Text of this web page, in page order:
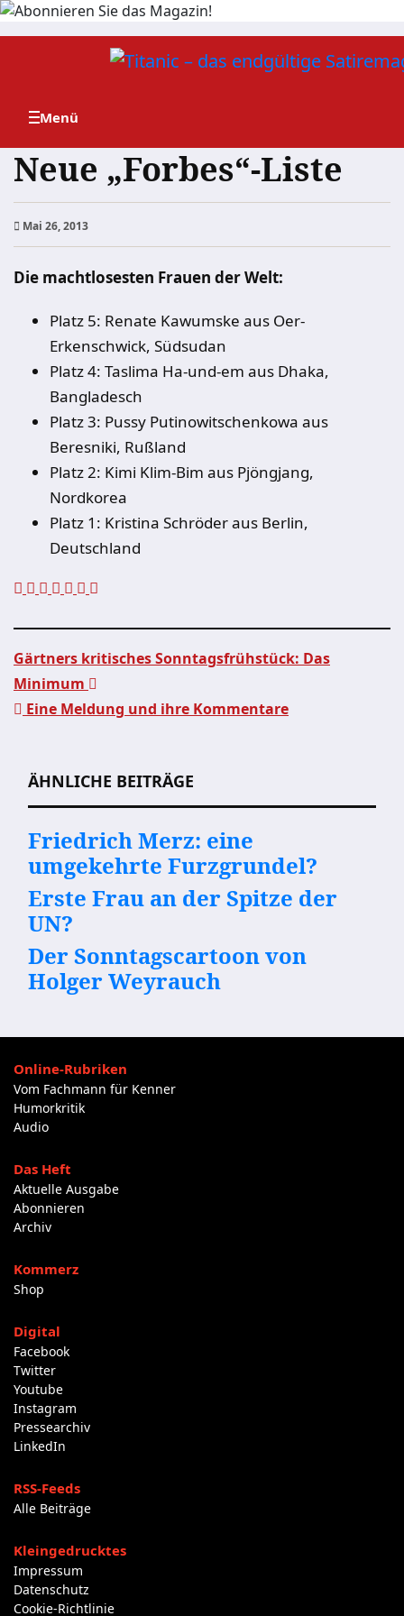
Zum
Neue „Forbes“-Liste
Mai 26, 2013
Die machtlosesten Frauen der Welt:
Platz 5: Renate Kawumske aus Oer-
Erkenschwick, Südsudan
Platz 4: Taslima Ha-und-em aus Dhaka,
Bangladesch
Platz 3: Pussy Putinowitschenkowa aus
Beresniki, Rußland
Platz 2: Kimi Klim-Bim aus Pjöngjang,
Nordkorea
Platz 1: Kristina Schröder aus Berlin,
Deutschland
Beitragsnavigation
Gärtners kritisches Sonntagsfrühstück: Das
Minimum
Eine Meldung und ihre Kommentare
ÄHNLICHE BEITRÄGE
Friedrich Merz: eine
umgekehrte Furzgrundel?
Erste Frau an der Spitze der
UN?
Der Sonntagscartoon von
Holger Weyrauch
Online-Rubriken
Vom Fachmann für Kenner
Humorkritik
Audio
Das Heft
Aktuelle Ausgabe
Abonnieren
Archiv
Kommerz
Shop
Digital
Facebook
Twitter
Youtube
Instagram
Pressearchiv
LinkedIn
RSS-Feeds
Alle Beiträge
Kleingedrucktes
Impressum
Datenschutz
Cookie-Richtlinie